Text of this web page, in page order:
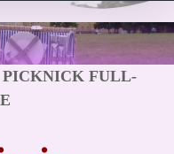
PICKNICK FULL-